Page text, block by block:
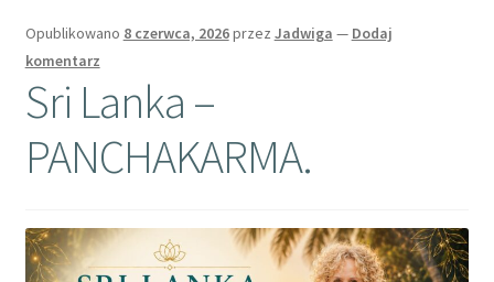
Opublikowano 8 czerwca, 2026przez Jadwiga — Dodaj
komentarz
Sri Lanka –
PANCHAKARMA.